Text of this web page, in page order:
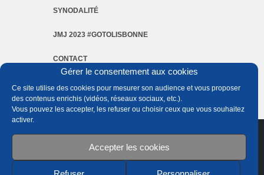
Gérer le consentement aux cookies
Ce site utilise des cookies pour mesurer son audience et vous proposer
des contenus enrichis (vidéos, réseaux sociaux, etc.).
Vous pouvez les accepter, les refuser ou choisir ceux que vous souhaitez
activer.
Accepter les cookies
SYNODALITÉ
JMJ 2023 #GOTOLISBONNE
CONTACT